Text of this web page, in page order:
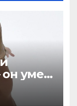
умер